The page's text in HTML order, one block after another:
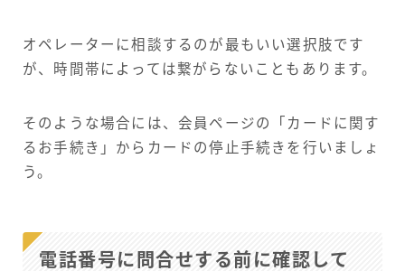
オペレーターに相談するのが最もいい選択肢です
が、時間帯によっては繋がらないこともあります。
そのような場合には、会員ページの「カードに関す
るお手続き」からカードの停止手続きを行いましょ
う。
電話番号に問合せする前に確認して